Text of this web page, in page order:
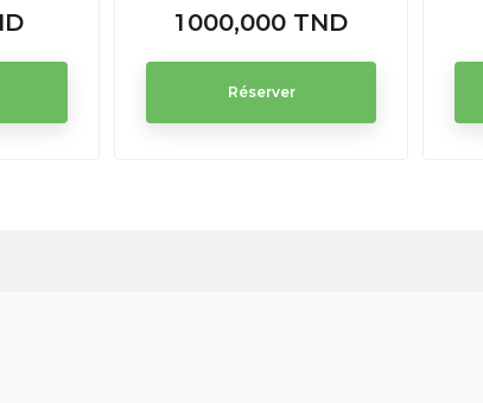
Prix
1 000,000 TND
Réserver